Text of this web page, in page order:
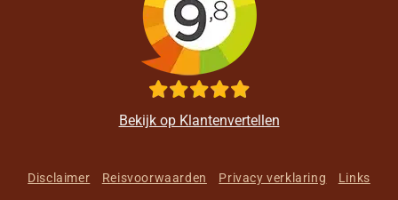
Bekijk op Klantenvertellen
Disclaimer Reisvoorwaarden Privacy verklaring Links